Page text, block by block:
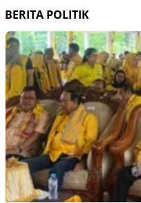
BERITA POLITIK